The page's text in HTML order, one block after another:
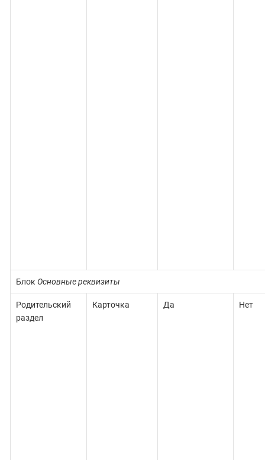
Блок Основные реквизиты
Родительский
раздел
Карточка Да Нет